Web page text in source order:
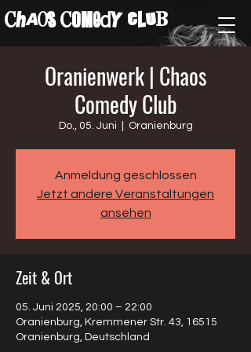
ChAos COMedY cLuB
Oranienwerk | Chaos
Comedy Club
Do., 05. Juni Oranienburg
Anmeldung geschlossen
Jetzt andere Veranstaltungen
ansehen
Zeit & Ort
05. Juni 2025, 20:00 – 22:00
Oranienburg, Kremmener Str. 43, 16515
Oranienburg, Deutschland